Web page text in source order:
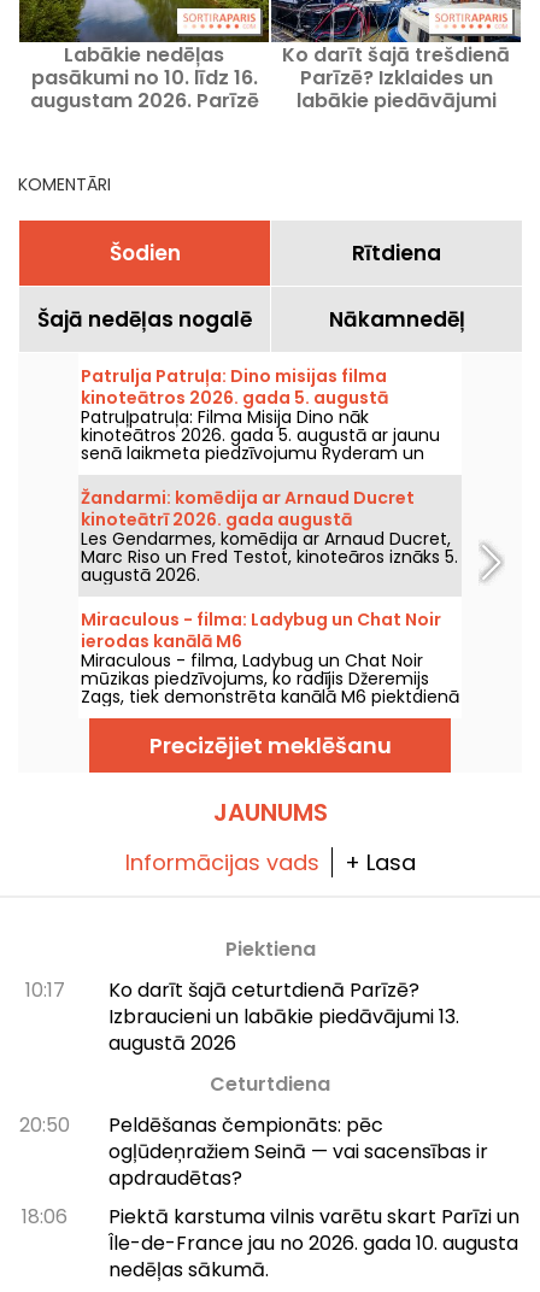
Labākie nedēļas
pasākumi no 10. līdz 16.
augustam 2026. Parīzē
Ko darīt šajā trešdienā
Parīzē? Izklaides un
labākie piedāvājumi
KOMENTĀRI
Šodien Rītdiena
Šajā nedēļas nogalē Nākamnedēļ
Patrulja Patruļa: Dino misijas filma
kinoteātros 2026. gada 5. augustā
Patruļpatruļa: Filma Misija Dino nāk
kinoteātros 2026. gada 5. augustā ar jaunu
senā laikmeta piedzīvojumu Ryderam un
viņa komandai.
Žandarmi: komēdija ar Arnaud Ducret
kinoteātrī 2026. gada augustā
Les Gendarmes, komēdija ar Arnaud Ducret,
Marc Riso un Fred Testot, kinoteāros iznāks 5.
augustā 2026.
Miraculous - filma: Ladybug un Chat Noir
ierodas kanālā M6
Miraculous - filma, Ladybug un Chat Noir
mūzikas piedzīvojums, ko radījis Džeremijs
Zags, tiek demonstrēta kanālā M6 piektdienā
2026. gada 7. augustā plkst. 21:05.
Precizējiet meklēšanu
JAUNUMS
Informācijas vads + Lasa
Piektiena
10:17
Ko darīt šajā ceturtdienā Parīzē?
Izbraucieni un labākie piedāvājumi 13.
augustā 2026
Ceturtdiena
20:50
Peldēšanas čempionāts: pēc
ogļūdeņražiem Seinā — vai sacensības ir
apdraudētas?
18:06
Piektā karstuma vilnis varētu skart Parīzi un
Île-de-France jau no 2026. gada 10. augusta
nedēļas sākumā.